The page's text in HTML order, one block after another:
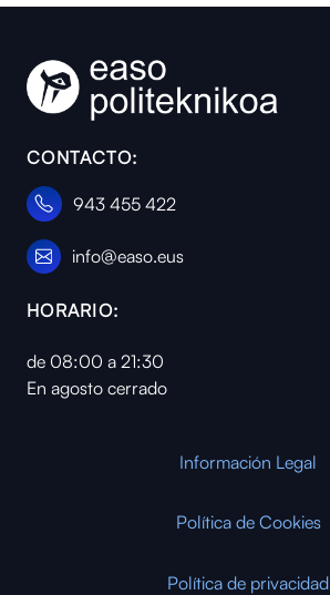
CONTACTO:
943 455 422
info@easo.eus
HORARIO:
de 08:00 a 21:30
En agosto cerrado
Información Legal
Política de Cookies
Política de privacidad